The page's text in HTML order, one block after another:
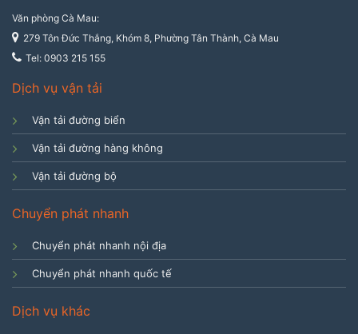
Văn phòng Cà Mau:
279 Tôn Đức Thắng, Khóm 8, Phường Tân Thành, Cà Mau
Tel: 0903 215 155
Dịch vụ vận tải
Vận tải đường biển
Vận tải đường hàng không
Vận tải đường bộ
Chuyển phát nhanh
Chuyển phát nhanh nội địa
Chuyển phát nhanh quốc tế
Dịch vụ khác